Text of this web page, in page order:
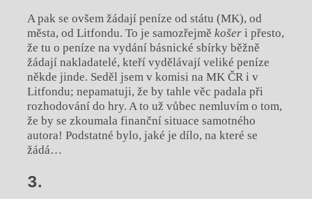
A pak se ovšem žádají peníze od státu (MK), od
města, od Litfondu. To je samozřejmě košeri přesto,
že tu o peníze na vydání básnické sbírky běžně
žádají nakladatelé, kteří vydělávají veliké peníze
někde jinde. Seděl jsem v komisi na MK ČR i v
Litfondu; nepamatuji, že by tahle věc padala při
rozhodování do hry. A to už vůbec nemluvím o tom,
že by se zkoumala finanční situace samotného
autora! Podstatné bylo, jaké je dílo, na které se
žádá…
3.